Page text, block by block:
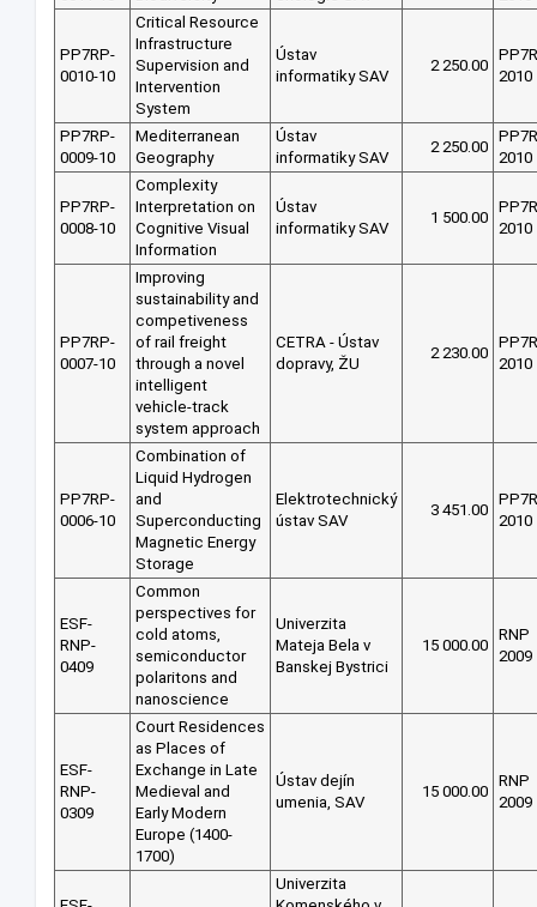
PP7RP-
0010-10
Critical Resource
Infrastructure
Supervision and
Intervention
System
Ústav
informatiky SAV
2 250.00
2010
PP7RP-
0009-10
Mediterranean
Geography
Ústav
informatiky SAV
2 250.00
2010
PP7RP-
0008-10
Complexity
Interpretation on
Cognitive Visual
Information
Ústav
informatiky SAV
1 500.00
2010
PP7RP-
0007-10
Improving
sustainability and
competiveness
of rail freight
through a novel
intelligent
vehicle-track
system approach
CETRA - Ústav
dopravy, ŽU
2 230.00
2010
PP7RP-
0006-10
Combination of
Liquid Hydrogen
and
Superconducting
Magnetic Energy
Storage
Elektrotechnický
ústav SAV
3 451.00
2010
ESF-
RNP-
0409
Common
perspectives for
cold atoms,
semiconductor
polaritons and
nanoscience
Univerzita
Mateja Bela v
Banskej Bystrici
15 000.00
RNP
2009
ESF-
RNP-
0309
Court Residences
as Places of
Exchange in Late
Medieval and
Early Modern
Europe (1400-
1700)
Ústav dejín
umenia, SAV
15 000.00
RNP
2009
Univerzita